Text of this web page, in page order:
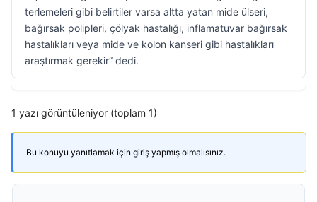
terlemeleri gibi belirtiler varsa altta yatan mide ülseri,
bağırsak polipleri, çölyak hastalığı, inflamatuvar bağırsak
hastalıkları veya mide ve kolon kanseri gibi hastalıkları
araştırmak gerekir” dedi.
1 yazı görüntüleniyor (toplam 1)
Bu konuyu yanıtlamak için giriş yapmış olmalısınız.